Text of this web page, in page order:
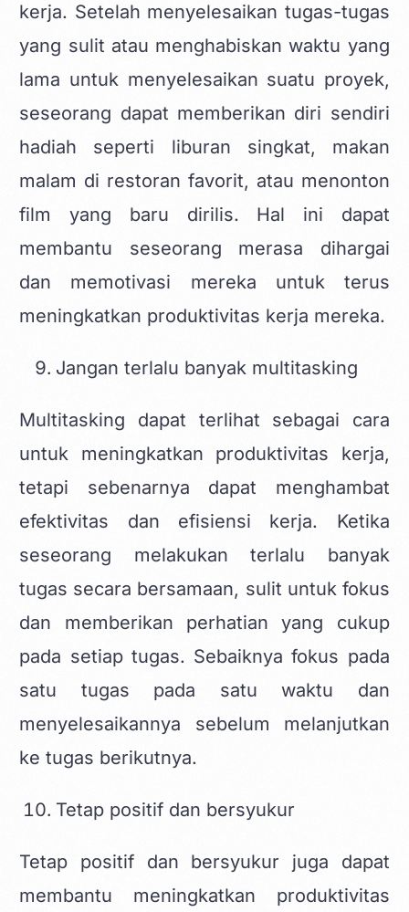
kerja. Setelah menyelesaikan tugas-tugas
yang sulit atau menghabiskan waktu yang
lama untuk menyelesaikan suatu proyek,
seseorang dapat memberikan diri sendiri
hadiah seperti liburan singkat, makan
malam di restoran favorit, atau menonton
film yang baru dirilis. Hal ini dapat
membantu seseorang merasa dihargai
dan memotivasi mereka untuk terus
meningkatkan produktivitas kerja mereka.
Jangan terlalu banyak multitasking
Multitasking dapat terlihat sebagai cara
untuk meningkatkan produktivitas kerja,
tetapi sebenarnya dapat menghambat
efektivitas dan efisiensi kerja. Ketika
seseorang melakukan terlalu banyak
tugas secara bersamaan, sulit untuk fokus
dan memberikan perhatian yang cukup
pada setiap tugas. Sebaiknya fokus pada
satu tugas pada satu waktu dan
menyelesaikannya sebelum melanjutkan
ke tugas berikutnya.
Tetap positif dan bersyukur
Tetap positif dan bersyukur juga dapat
membantu meningkatkan produktivitas